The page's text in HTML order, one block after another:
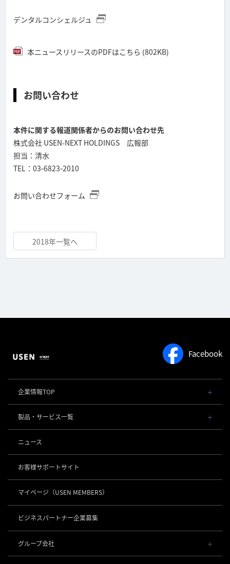
デンタルコンシェルジュ
本ニュースリリースのPDFはこちら (802KB)
お問い合わせ
本件に関する報道関係者からのお問い合わせ先
株式会社 USEN-NEXT HOLDINGS 広報部
担当：清水
TEL：03‐6823‐2010
お問い合わせフォーム
2018年一覧へ
Facebook
企業情報TOP
会社概要・役員一覧
事業内容
社長メッセージ
事業所一覧
店舗DX
グループ会社
製品・サービス一覧
POSレジ 他
USENレジ
USENセルフレジ
USENレジTAB HEALTHCARE
USEN ハンディ
USEN Mobile Order
USEN Tablet Order
USEN Order & Pay
USEN My Menu Premium
キャッシュレス決済
USEN PAY
USEN PAY QR
KettyBot Pro（配膳）
PuduBot2（配膳）
BellaBot Pro（配膳）
PUDU T300（運搬）
集客・予約
USEN SMART RESERVE
ヒトサラ
⁩音楽配信
通信
お役立ち情報
ニュース
お客様サポートサイト
マイページ （USEN MEMBERS）
ビジネスパートナー企業募集
グループ会社
USEN & U-NEXT GROUP